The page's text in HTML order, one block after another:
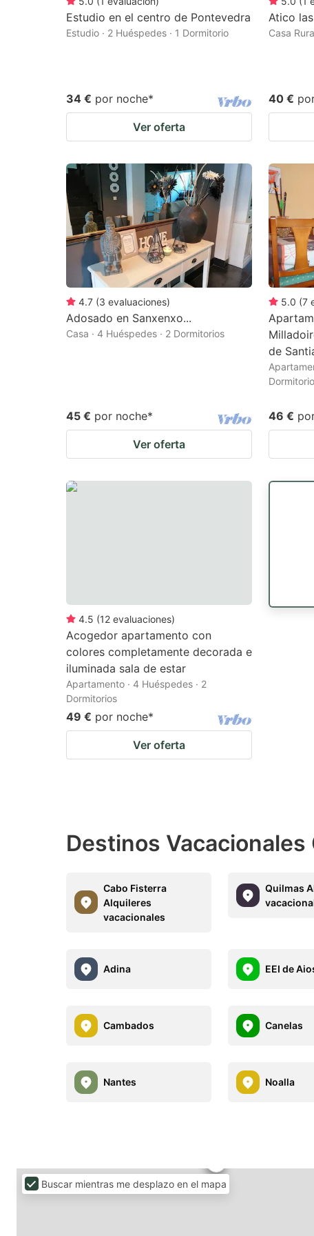
Estudio en el centro de Pontevedra
Estudio · 2 Huéspedes · 1 Dormitorio
34 € por noche*
Ver oferta
Atico
Casa
40 €
4.7 (3 evaluaciones)
Adosado en Sanxenxo...
Casa · 4 Huéspedes · 2 Dormitorios
45 € por noche*
Ver oferta
5.0 (7
de
46 €
4.5 (12 evaluaciones)
Acogedor apartamento con
colores completamente decorada e
iluminada sala de estar
Apartamento · 4 Huéspedes · 2
Dormitorios
49 € por noche*
Ver oferta
Destinos Vacacionales
Cabo Fisterra
Alquileres
vacacionales
Quilmas
Adina EEI de
Cambados Canelas
Nantes Noalla
Buscar mientras me desplazo en el mapa